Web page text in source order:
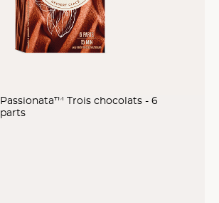
Passionata™ Trois chocolats - 6
parts